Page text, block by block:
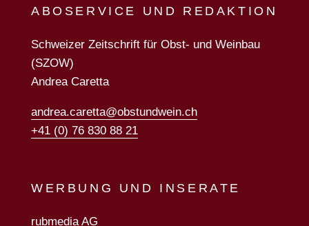
ABOSERVICE UND REDAKTION
Schweizer Zeitschrift für Obst- und Weinbau
(SZOW)
Andrea Caretta
andrea.caretta@obstundwein.ch
+41 (0) 76 830 88 21
WERBUNG UND INSERATE
rubmedia AG